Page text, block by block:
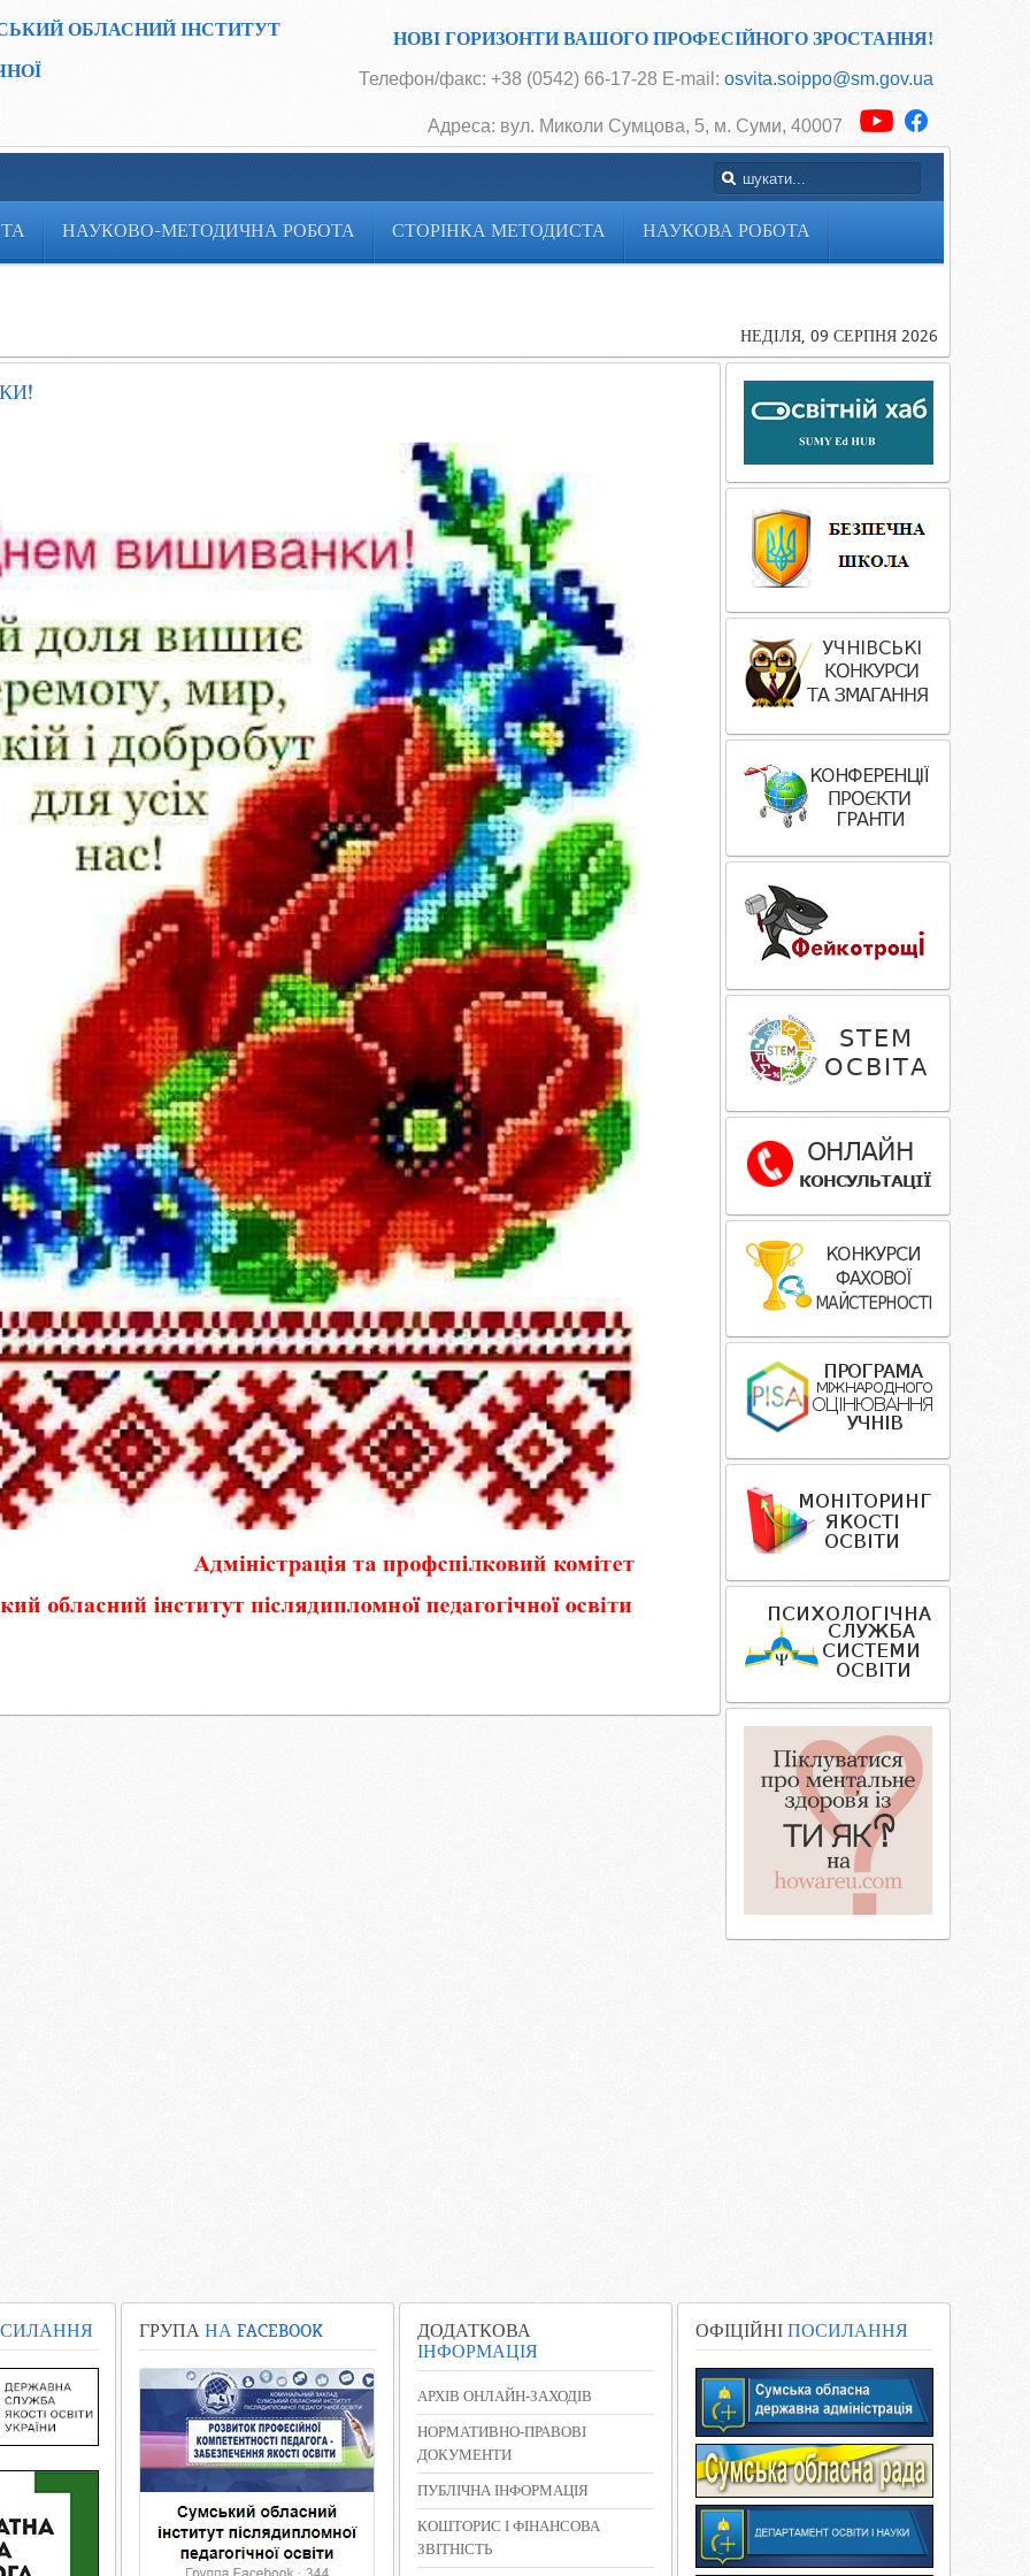
ОБЛАСНИЙ ІНСТИТУТ
НОВІ ГОРИЗОНТИ ВАШОГО ПРОФЕСІЙНОГО ЗРОСТАННЯ!
Телефон/факс: +38 (0542) 66-17-28 E-mail: osvita.soippo@sm.gov.ua
Адреса: вул. Миколи Сумцова, 5, м. Суми, 40007
НАУКОВО-МЕТОДИЧНА РОБОТА СТОРІНКА МЕТОДИСТА НАУКОВА РОБОТА
НЕДІЛЯ, 09 СЕРПНЯ 2026
ГРУПА НА FACEBOOK
ДОДАТКОВА
ІНФОРМАЦІЯ
АРХІВ ОНЛАЙН-ЗАХОДІВ
НОРМАТИВНО-ПРАВОВІ
ДОКУМЕНТИ
ПУБЛІЧНА ІНФОРМАЦІЯ
КОШТОРИС І ФІНАНСОВА
ЗВІТНІСТЬ
ОФІЦІЙНІ ПОСИЛАННЯ